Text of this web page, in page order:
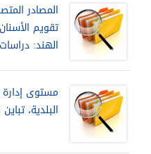
المصادر
تقويم
الهند:
مستوى إدارة
البلدية،